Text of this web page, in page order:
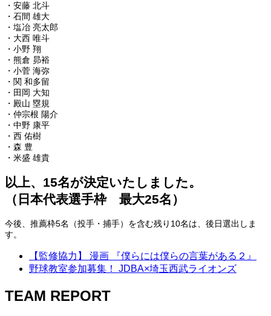
・安藤 北斗
・石間 雄大
・塩冶 亮太郎
・大西 唯斗
・小野 翔
・熊倉 昴裕
・小菅 海弥
・関 和多留
・田岡 大知
・殿山 塁規
・仲宗根 陽介
・中野 康平
・西 佑樹
・森 豊
・米盛 雄貴
以上、15名が決定いたしました。
（日本代表選手枠 最大25名）
今後、推薦枠5名（投手・捕手）を含む残り10名は、後日選出しま
す。
【監修協力】 漫画 『僕らには僕らの言葉がある２』
野球教室参加募集！ JDBA×埼玉西武ライオンズ
TEAM REPORT